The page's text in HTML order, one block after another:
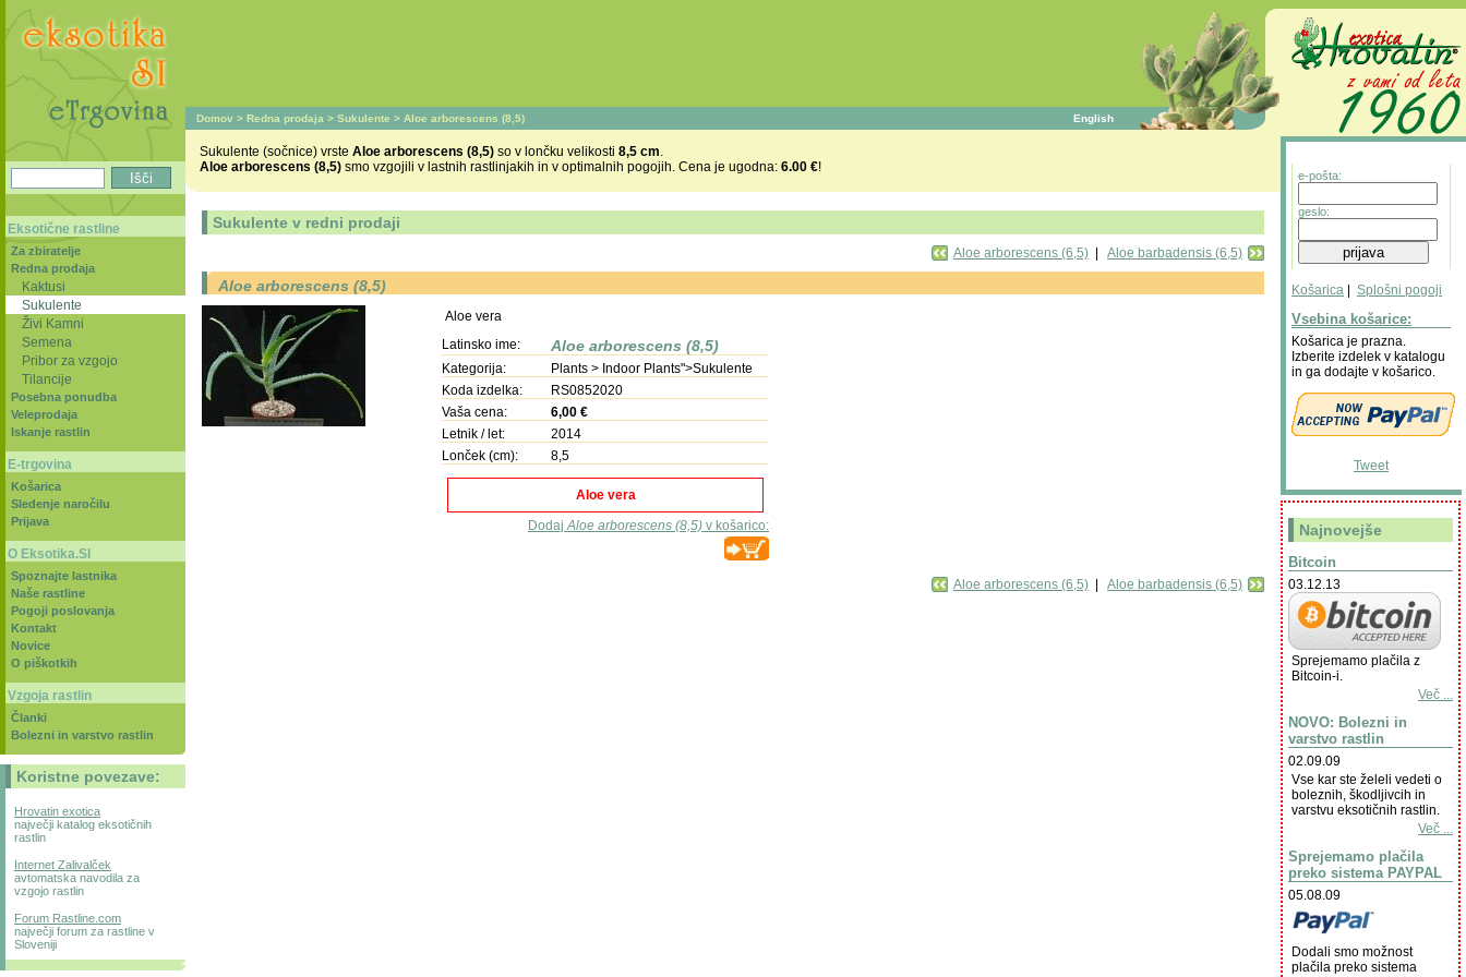
Domov > Redna prodaja > Sukulente > Aloe arborescens (8,5) English
Sukulente (sočnice) vrste Aloe arborescens (8,5) so v lončku velikosti 8,5 cm.
Aloe arborescens (8,5) smo vzgojili v lastnih rastlinjakih in v optimalnih pogojih. Cena je ugodna: 6.00 €!
Sukulente v redni prodaji
Aloe arborescens (6,5) Aloe barbadensis (6,5)
Aloe arborescens (8,5)
Aloe vera
Latinsko ime:
Aloe arborescens (8,5)
Kategorija:
Plants > Indoor Plants">Sukulente
Koda izdelka:
RS0852020
Vaša cena:
6,00 €
Letnik / let:
2014
Lonček (cm):
8,5
Aloe vera
DodajAloe arborescens (8,5) v košarico:
Aloe arborescens (6,5) Aloe barbadensis (6,5)
e-pošta:
geslo:
Košarica Splošni pogoji
Vsebina košarice:
Košarica je prazna.
Izberite izdelek v katalogu
in ga dodajte v košarico.
Tweet
Najnovejše
Bitcoin
03.12.13
Sprejemamo plačila z
Bitcoin-i.
Več ...
NOVO: Bolezni in
varstvo rastlin
02.09.09
Vse kar ste želeli vedeti o
boleznih, škodljivcih in
varstvu eksotičnih rastlin.
Več ...
Sprejemamo plačila
preko sistema PAYPAL
05.08.09
Dodali smo možnost
plačila preko sistema
Eksotične rastline
Za zbiratelje
Redna prodaja
Kaktusi
Sukulente
Živi Kamni
Semena
Pribor za vzgojo
Tilancije
Posebna ponudba
Veleprodaja
Iskanje rastlin
E-trgovina
Košarica
Sledenje naročilu
Prijava
O Eksotika.SI
Spoznajte lastnika
Naše rastline
Pogoji poslovanja
Kontakt
Novice
O piškotkih
Vzgoja rastlin
Članki
Bolezni in varstvo rastlin
Koristne povezave:
Hrovatin exotica
največji katalog eksotičnih
rastlin
Internet Zalivalček
avtomatska navodila za
vzgojo rastlin
Forum Rastline.com
največji forum za rastline v
Sloveniji